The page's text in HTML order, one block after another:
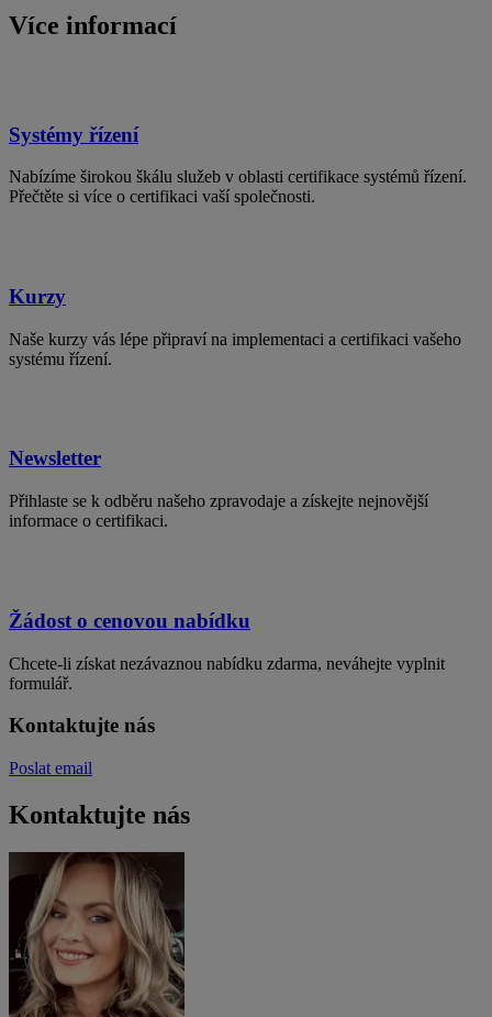
Více informací
Systémy řízení
Nabízíme širokou škálu služeb v oblasti certifikace systémů řízení.
Přečtěte si více o certifikaci vaší společnosti.
Kurzy
Naše kurzy vás lépe připraví na implementaci a certifikaci vašeho
systému řízení.
Newsletter
Přihlaste se k odběru našeho zpravodaje a získejte nejnovější
informace o certifikaci.
Žádost o cenovou nabídku
Chcete-li získat nezávaznou nabídku zdarma, neváhejte vyplnit
formulář.
Kontaktujte nás
Poslat email
Kontaktujte nás